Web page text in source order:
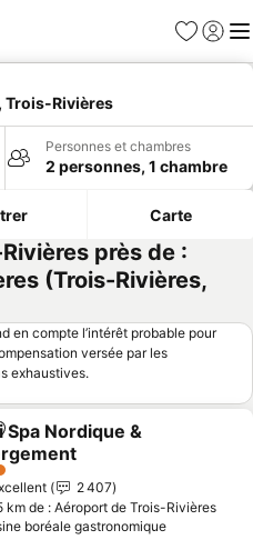
Favoris
Se
Trois-Rivières
Personnes et chambres
2 personnes, 1 chambre
Carte
près de :
(Trois-Rivières,
en compte l’intérêt probable pour
versée par les
exhaustives.
à mes favoris
Spa Nordique &
2 407
km de : Aéroport de Trois-Rivières
boréale gastronomique